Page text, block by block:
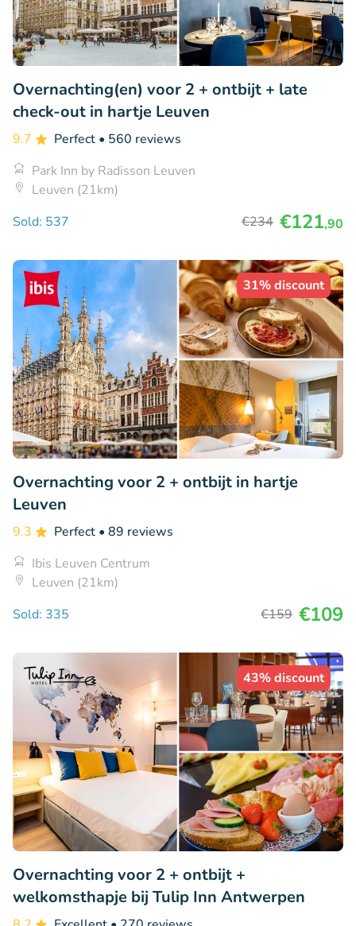
Overnachting(en) voor 2 + ontbijt + late
check-out in hartje Leuven
9.7 Perfect • 560 reviews
Park Inn by Radisson Leuven
Leuven (21km)
Sold: 537
€234 €121,90
31% discount
Overnachting voor 2 + ontbijt in hartje
Leuven
9.3 Perfect • 89 reviews
Ibis Leuven Centrum
Leuven (21km)
Sold: 335
€159 €109
43% discount
Overnachting voor 2 + ontbijt +
welkomsthapje bij Tulip Inn Antwerpen